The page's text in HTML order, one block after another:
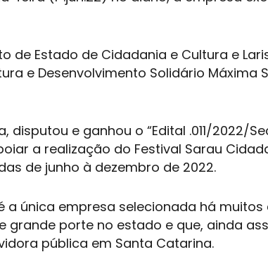
de Estado de Cidadania e Cultura e
e Desenvolvimento Solidário Máxima
e ganhou o “Edital .011/2022/
a realização do Festival Sarau
de junho à dezembro de 2022.
a única empresa selecionada há muitos
porte no estado e que, ainda
pública em Santa Catarina.